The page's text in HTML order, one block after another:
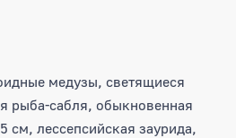
медузы, светящиеся
рыба-сабля, обыкновенная
см, лессепсийская заурида,